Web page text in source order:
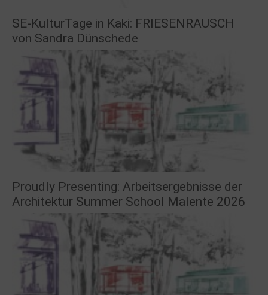
SE-KulturTage in Kaki: FRIESENRAUSCH
von Sandra Dünschede
Proudly Presenting: Arbeitsergebnisse der
Architektur Summer School Malente 2026